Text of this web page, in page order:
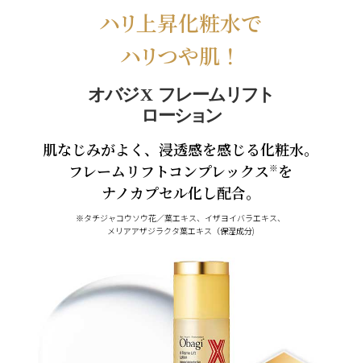
ハリ 上昇化粧水で
ハリつや肌！
オバジX フレーム リフト
ローション
肌なじみがよく、浸透感を感じる化粧水。
フレームリフトコンプレックス ※ を
ナノカプセル化し配合。
※タチジャコウソウ花／葉エキス、イザヨイバラエキス、
メリアアザジラクタ葉エキス（保湿成分)